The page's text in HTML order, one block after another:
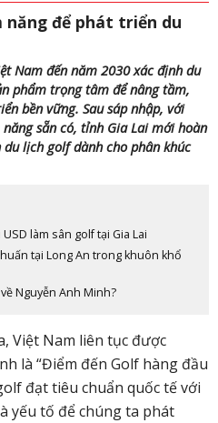
năng để phát triển du
Nam đến năm 2030 xác định du
phẩm trọng tâm để nâng tầm,
bền vững. Sau sáp nhập, với
sẵn có, tỉnh Gia Lai mới hoàn
lịch golf dành cho phân khúc
làm sân golf tại Gia Lai
tại Long An trong khuôn khổ
Nguyễn Anh Minh?
Việt Nam liên tục được
là “Điểm đến Golf hàng đầu
đạt tiêu chuẩn quốc tế với
yếu tố để chúng ta phát